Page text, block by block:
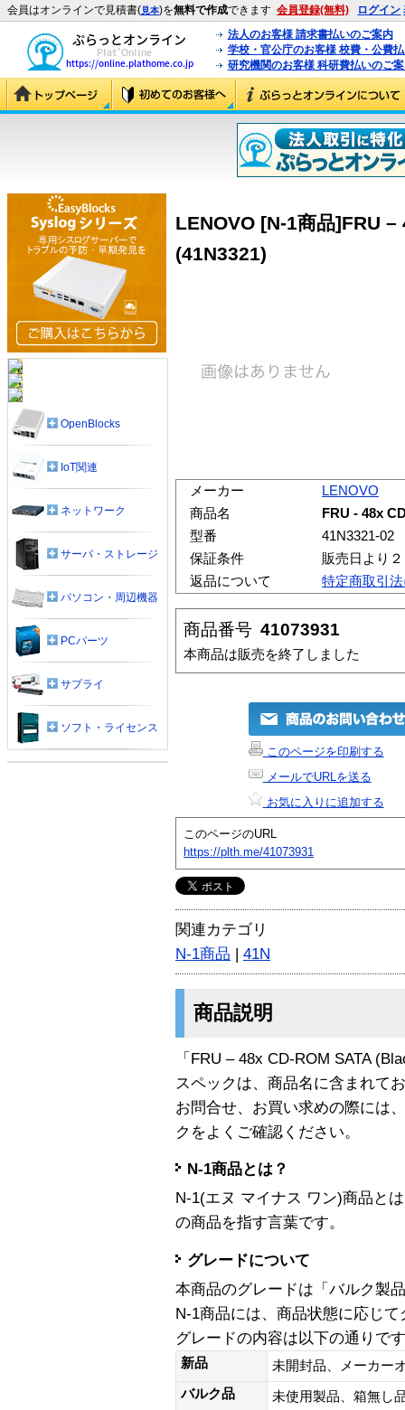
会員はオンラインで見積書(見本)を無料で作成できます 会員登録(無料) ログイン
法人のお客様 請求書払いのご案内
学校・官公庁のお客様 校費・公費
研究機関のお客様 科研費払いのご
LENOVO [N-1商品]FRU
(41N3321)
メーカー
LENOVO
商品名
FRU - 48x
型番
41N3321-02
保証条件
販売日より
返品について
特定商取引
商品番号 41073931
本商品は販売を終了しました
このページを印刷する
メールでURLを送る
お気に入りに追加する
このページのURL
https://plth.me/41073931
関連カテゴリ
N-1商品 | 41N
商品説明
「FRU – 48x CD-ROM SATA
スペックは、商品名に含まれて
お問合せ、お買い求めの際には
クをよくご確認ください。
N-1商品とは？
N-1(エヌ マイナス ワン)商品と
の商品を指す言葉です。
グレードについて
本商品のグレードは「バルク製
N-1商品には、商品状態に応じ
グレードの内容は以下の通りで
新品
未開封品、メーカー
バルク品
未使用製品、箱無
OpenBlocks
IoT関連
ネットワーク
サーバ・ストレージ
パソコン・周辺機器
PCパーツ
サプライ
ソフト・ライセンス